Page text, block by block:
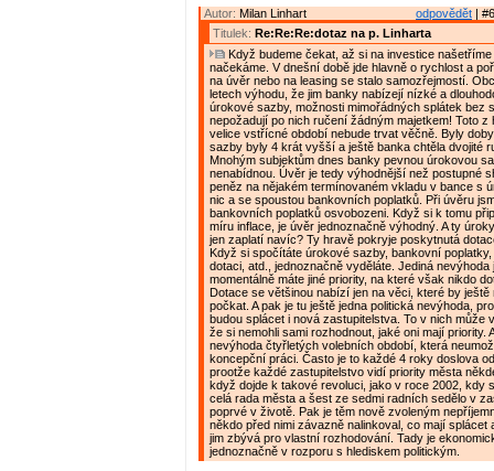
odpovědět |
Autor: Milan Linhart
Titulek: Re:Re:Re:dotaz na p. Linharta
Když budeme čekat, až si na investice
načekáme. V dnešní době jde hlavně o rychlost a
na úvěr nebo na leasing se stalo samozřejmostí.
letech výhodu, že jim banky nabízejí nízké a
úrokové sazby, možnosti mimořádných splátek bez
nepožadují po nich ručení žádným majetkem! Toto z
velice vstřícné období nebude trvat věčně. Byly
sazby byly 4 krát vyšší a ještě banka chtěla dvojité
Mnohým subjektům dnes banky pevnou úrokovou
nenabídnou. Úvěr je tedy výhodnější než postupné
peněz na nějakém termínovaném vkladu v bance s
nic a se spoustou bankovních poplatků. Při úvěru
bankovních poplatků osvobozeni. Když si k tomu
míru inflace, je úvěr jednoznačně výhodný. A ty
jen zaplatí navíc? Ty hravě pokryje poskytnutá
Když si spočítáte úrokové sazby, bankovní poplatky,
dotaci, atd., jednoznačně vyděláte. Jediná nevýhoda
momentálně máte jiné priority, na které však nikdo
Dotace se většinou nabízí jen na věci, které by ještě
počkat. A pak je tu ještě jedna politická nevýhoda,
budou splácet i nová zastupitelstva. To v nich může
že si nemohli sami rozhodnout, jaké oni mají priority.
nevýhoda čtyřletých volebních období, která
koncepční práci. Často je to každé 4 roky doslova
prootže každé zastupitelstvo vidí priority města
když dojde k takové revoluci, jako v roce 2002, kdy
celá rada města a šest ze sedmi radních sedělo v
poprvé v životě. Pak je těm nově zvoleným
někdo před nimi závazně nalinkoval, co mají splácet
jim zbývá pro vlastní rozhodování. Tady je
jednoznačně v rozporu s hlediskem politickým.